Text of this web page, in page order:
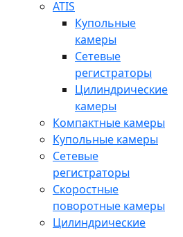
ATIS
Купольные
камеры
Сетевые
регистраторы
Цилиндрические
камеры
Компактные камеры
Купольные камеры
Сетевые
регистраторы
Скоростные
поворотные камеры
Цилиндрические